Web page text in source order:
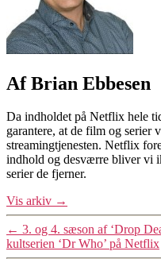
Af Brian Ebbesen
Da indholdet på Netflix hele
garantere, at de film og serier
streamingtjenesten. Netflix
indhold og desværre bliver vi
serier de fjerner.
Vis arkiv →
← 3. og 4. sæson af ‘Drop
kultserien ‘Dr Who’ på Netflix